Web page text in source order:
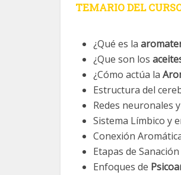
TEMARIO DEL
¿Qué es la
¿Que son los
¿Cómo actúa la
Estructura del
Redes neuronales
Sistema Límbico y
Conexión
Etapas de
Enfoques de